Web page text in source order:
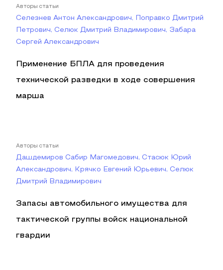
Авторы статьи
Селезнев Антон Александрович, Поправко Дмитрий
Петрович, Селюк Дмитрий Владимирович, Забара
Сергей Александрович
Применение БПЛА для проведения
технической разведки в ходе совершения
марша
Авторы статьи
Дашдемиров Сабир Магомедович, Стасюк Юрий
Александрович, Крячко Евгений Юрьевич, Селюк
Дмитрий Владимирович
Запасы автомобильного имущества для
тактической группы войск национальной
гвардии